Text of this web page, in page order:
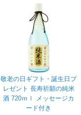
敬老の日ギフト・誕生日プ
レゼント 長寿祈願の純米
酒 720ｍｌ メッセージカ
ード付き